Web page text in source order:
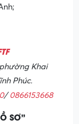
Khai
Phúc.
/0866153668
SƠ”